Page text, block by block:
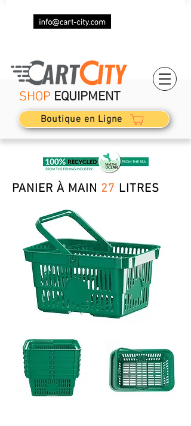
SHOP EQUIPMENT
Boutique en Ligne
PANIER À MAIN 27 LITRES